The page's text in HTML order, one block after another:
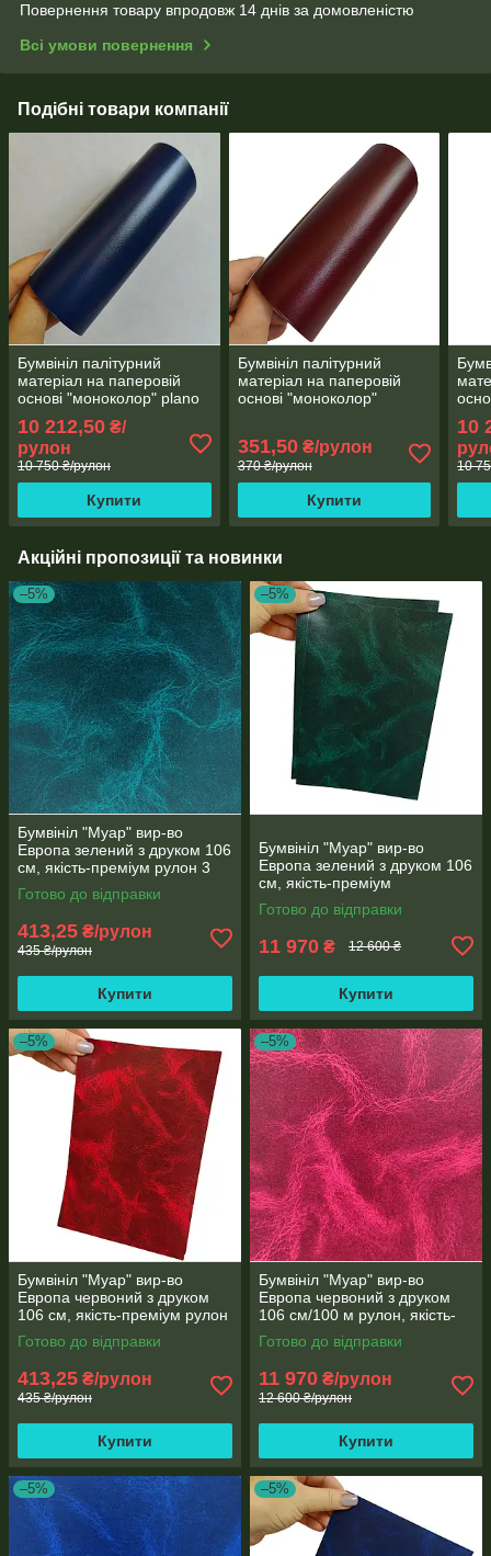
Повернення товару впродовж 14 днів за домовленістю
Всі умови повернення
Подібні товари компанії
Бумвініл палітурний
матеріал на паперовій
основі "моноколор" plano
10 212,50 ₴/
рулон
10 750 ₴/рулон
Купити
Бумвініл палітурний
матеріал на паперовій
основі "моноколор"
351,50₴/рулон
370 ₴/рулон
Купити
см
10
10
Акційні пропозиції та новинки
–5%
Бумвініл "Муар" вир-во
Европа зелений з друком 106
см, якість-преміум рулон 3
метри
Готово до відправки
413,25 ₴/рулон
435 ₴/рулон
Купити
–5%
Бумвініл "Муар" вир-во
Европа зелений з друком 106
см, якість-преміум
Готово до відправки
11 970 ₴ 12 600 ₴
Купити
–5%
Бумвініл "Муар" вир-во
Европа червоний з друком
106 см, якість-преміум рулон
3 метри
Готово до відправки
413,25 ₴/рулон
435 ₴/рулон
Купити
–5%
Бумвініл "Муар" вир-во
Европа червоний з друком
106 см/100 м рулон, якість-
преміум
Готово до відправки
11 970 ₴/рулон
12 600 ₴/рулон
Купити
–5% –5%